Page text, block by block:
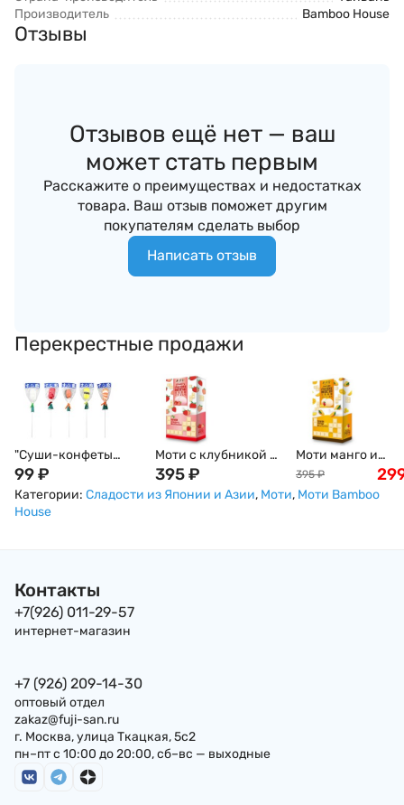
Производитель
Bamboo House
Отзывы
Отзывов ещё нет — ваш
может стать первым
Расскажите о преимуществах и недостатках
товара. Ваш отзыв поможет другим
покупателям сделать выбор
Написать отзыв
Перекрестные продажи
"Суши-конфеты
Такара" леденцы в
виде Суши и роллов
сладкие на палочке
99₽
Моти с клубникой и
кремом из белого
шоколада Дайфуку
395₽
Моти манго и
кремом из белого
шоколада
395 ₽
Категории: Сладости из Японии и Азии, Моти, Моти Bamboo
House
Контакты
+7(926) 011-29-57
интернет-магазин
+7 (926) 209-14-30
оптовый отдел
zakaz@fuji-san.ru
г. Москва, улица Ткацкая, 5с2
пн–пт с 10:00 до 20:00, сб–вс — выходные